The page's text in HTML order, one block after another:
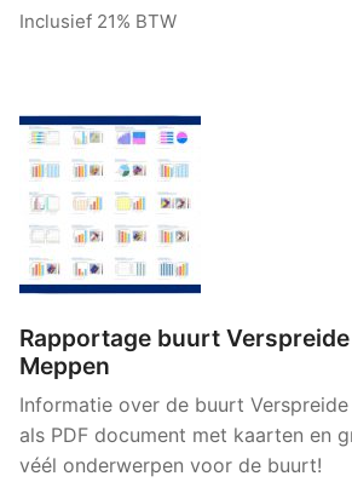
Inclusief 21% BTW
Rapportage buurt
Meppen
Informatie over de buurt
als PDF document met kaarten en
véél onderwerpen voor de buurt!